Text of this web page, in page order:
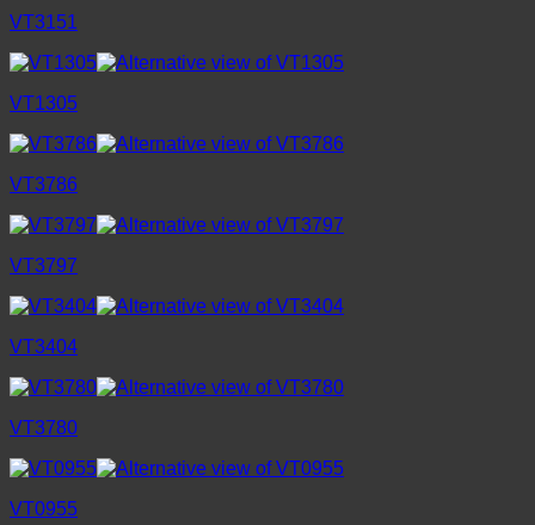
VT3151
VT1305
VT3786
VT3797
VT3404
VT3780
VT0955